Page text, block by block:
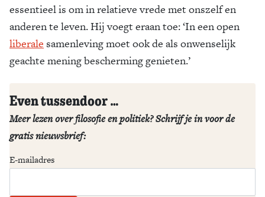
essentieel is om in relatieve vrede met onszelf en
anderen te leven. Hij voegt eraan toe: ‘In een open
liberale samenleving moet ook de als onwenselijk
geachte mening bescherming genieten.’
Even tussendoor …
Meer lezen over filosofie en politiek? Schrijf je in voor de
gratis nieuwsbrief:
E-mailadres